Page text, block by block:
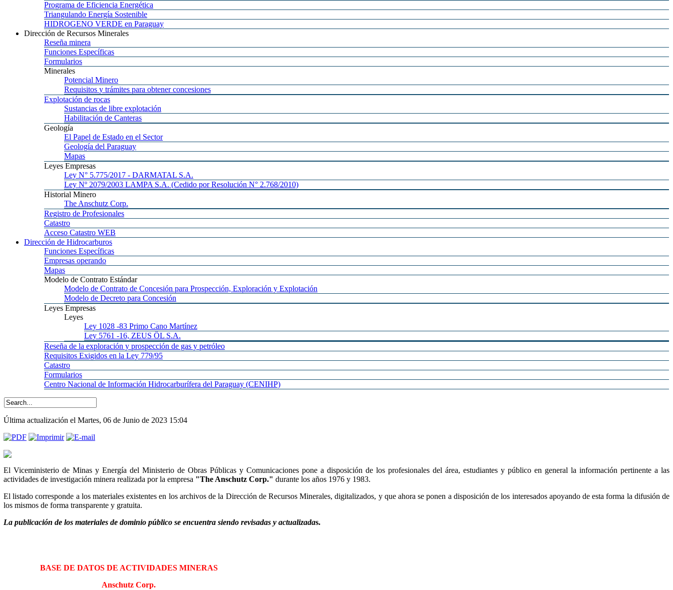
Programa de Eficiencia Energética
Triangulando Energía Sostenible
HIDROGENO VERDE en Paraguay
Dirección de Recursos Minerales
Reseña minera
Funciones Específicas
Formularios
Minerales
Potencial Minero
Requisitos y trámites para obtener concesiones
Explotación de rocas
Sustancias de libre explotación
Habilitación de Canteras
Geología
El Papel de Estado en el Sector
Geología del Paraguay
Mapas
Leyes Empresas
Ley N° 5.775/2017 - DARMATAL S.A.
Ley Nº 2079/2003 LAMPA S.A. (Cedido por Resolución N° 2.768/2010)
Historial Minero
The Anschutz Corp.
Registro de Profesionales
Catastro
Acceso Catastro WEB
Dirección de Hidrocarburos
Funciones Específicas
Empresas operando
Mapas
Modelo de Contrato Estándar
Modelo de Contrato de Concesión para Prospección, Exploración y Explotación
Modelo de Decreto para Concesión
Leyes Empresas
Leyes
Ley 1028 -83 Primo Cano Martínez
Ley 5761 -16, ZEUS ÖL S.A.
Reseña de la exploración y prospección de gas y petróleo
Requisitos Exigidos en la Ley 779/95
Catastro
Formularios
Centro Nacional de Información Hidrocarburífera del Paraguay (CENIHP)
Última actualización el Martes, 06 de Junio de 2023 15:04
El Viceministerio de Minas y Energía del Ministerio de Obras Públicas y Comunicaciones pone a disposición de los profesionales del área, estudiantes y público en general la información pertinente a las
actividades de investigación minera realizada por la empresa "The Anschutz Corp." durante los años 1976 y 1983.
El listado corresponde a los materiales existentes en los archivos de la Dirección de Recursos Minerales, digitalizados, y que ahora se ponen a disposición de los interesados apoyando de esta forma la difusión de
los mismos de forma transparente y gratuita.
La publicación de los materiales de dominio público se encuentra siendo revisadas y actualizadas.
BASE DE DATOS DE ACTIVIDADES MINERAS
Anschutz Corp.